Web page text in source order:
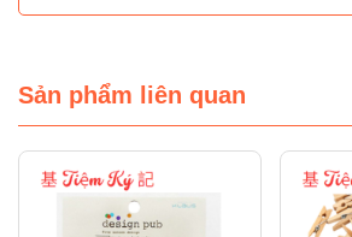
Sản phẩm liên quan